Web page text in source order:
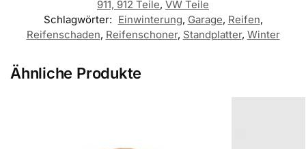
911, 912 Teile, VW Teile
Schlagwörter: Einwinterung, Garage, Reifen,
Reifenschaden, Reifenschoner, Standplatter, Winter
Ähnliche Produkte